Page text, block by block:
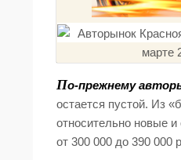
По-прежнему
остается пустой. Из
относительно новые
от 300 000 до 390 000